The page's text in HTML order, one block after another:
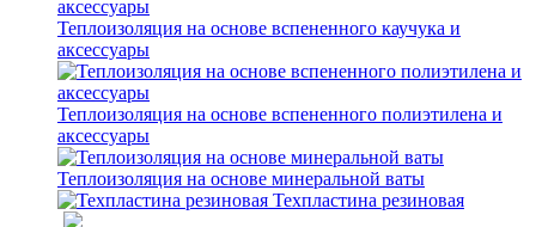
Теплоизоляция на основе вспененного каучука и
аксессуары
Теплоизоляция на основе вспененного полиэтилена и
аксессуары
Теплоизоляция на основе минеральной ваты
Техпластина резиновая